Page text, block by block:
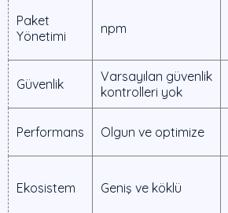
Paket
Yönetimi
npm
Güvenlik
Varsayılan güvenlik
kontrolleri yok
Performans Olgun ve optimize
Ekosistem Geniş ve köklü